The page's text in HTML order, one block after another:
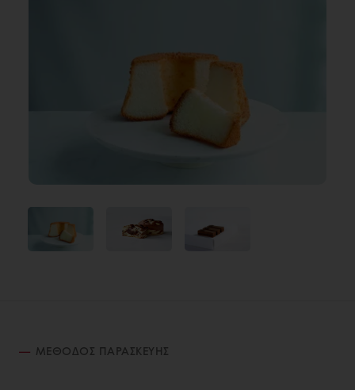
ΜΈΘΟΔΟΣ ΠΑΡΑΣΚΕΥΉΣ